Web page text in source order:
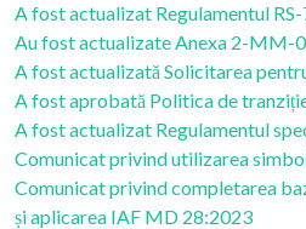
A fost actualizat Regulamentul
Au fost actualizate Anexa 2-MM-
A fost actualizată Solicitarea
A fost aprobată Politica de
A fost actualizat Regulamentul
Comunicat privind utilizarea
Comunicat privind completarea
și aplicarea IAF MD 28:2023